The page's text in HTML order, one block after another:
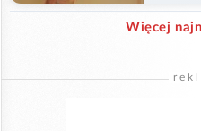
Więcej